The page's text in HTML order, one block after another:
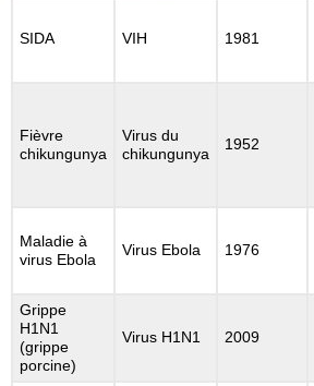
SIDA VIH 1981
Fièvre
chikungunya
Virus du
chikungunya
1952
Maladie à
virus Ebola
Virus Ebola 1976
Grippe
H1N1
(grippe
porcine)
Virus H1N1 2009